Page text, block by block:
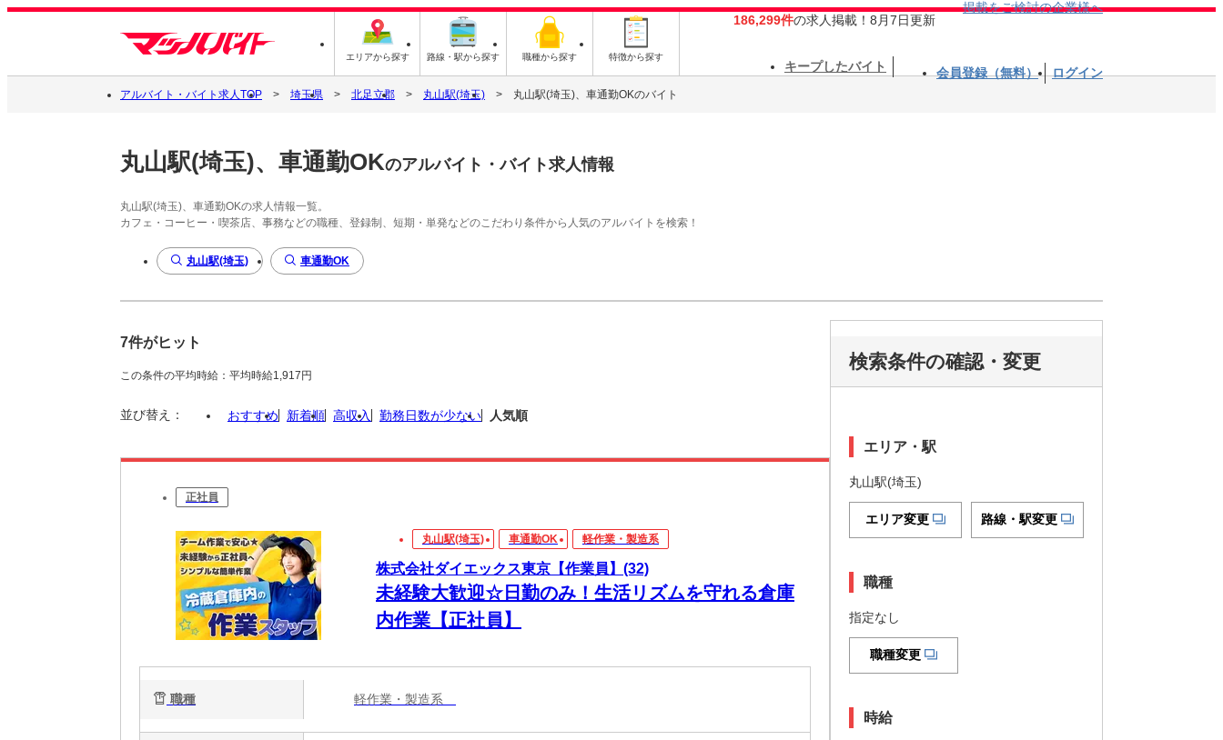
エリアから探す 路線・駅から探す 職種から探す 特徴から探す
186,299件の求人掲載！8月7日更新
掲載をご検討の企業様へ
キープしたバイト 会員登録（無料） ログイン
アルバイト・バイト求人TOP 埼玉県 北足立郡 丸山駅(埼玉) 丸山駅(埼玉)、車通勤OKのバイト
丸山駅(埼玉)、車通勤OKのアルバイト・バイト求人情報
丸山駅(埼玉)、車通勤OKの求人情報一覧。
カフェ・コーヒー・喫茶店、事務などの職種、登録制、短期・単発などのこだわり条件から人気のアルバイトを検索！
丸山駅(埼玉) 車通勤OK
7件がヒット
この条件の平均時給：平均時給1,917円
並び替え： おすすめ 新着順 高収入 勤務日数が少ない 人気順
正社員
丸山駅(埼玉) 車通勤OK 軽作業・製造系
株式会社ダイエックス東京【作業員】(32)
未経験大歓迎☆日勤のみ！生活リズムを守れる倉庫
内作業【正社員】
職種 軽作業・製造系
検索条件の確認・変更
エリア・駅
丸山駅(埼玉)
エリア変更 路線・駅変更
職種
指定なし
職種変更
時給